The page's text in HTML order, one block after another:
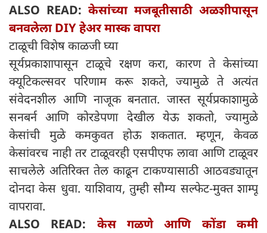
ALSO READ: केसांच्या मजबूतीसाठी अळशीपासून
बनवलेला DIY हेअर मास्क वापरा
टाळूची विशेष काळजी घ्या
सूर्यप्रकाशापासून टाळूचे रक्षण करा, कारण ते केसांच्या
क्यूटिकल्सवर परिणाम करू शकते, ज्यामुळे ते अत्यंत
संवेदनशील आणि नाजूक बनतात. जास्त सूर्यप्रकाशामुळे
सनबर्न आणि कोरडेपणा देखील येऊ शकतो, ज्यामुळे
केसांची मुळे कमकुवत होऊ शकतात. म्हणून, केवळ
केसांवरच नाही तर टाळूवरही एसपीएफ लावा आणि टाळूवर
साचलेले अतिरिक्त तेल काढून टाकण्यासाठी आठवड्यातून
दोनदा केस धुवा. याशिवाय, तुम्ही सौम्य सल्फेट-मुक्त शाम्पू
वापरावा.
ALSO READ: केस गळणे आणि कोंडा कमी